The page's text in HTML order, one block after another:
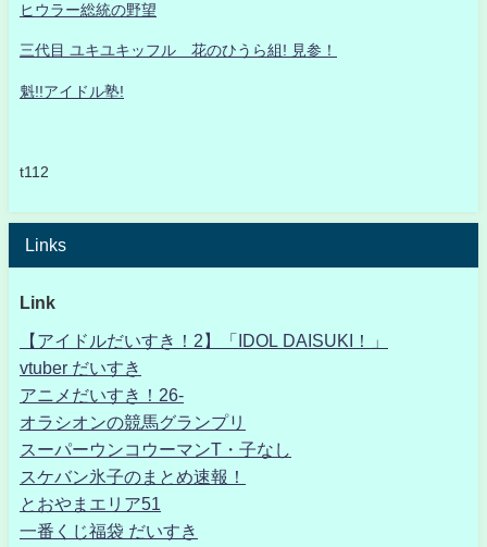
ヒウラー総統の野望
三代目 ユキユキッフル 花のひうら組! 見参！
魁!!アイドル塾!
t112
Links
Link
【アイドルだいすき！2】「IDOL DAISUKI！」
vtuber だいすき
アニメだいすき！26-
オラシオンの競馬グランプリ
スーパーウンコウーマンT・子なし
スケバン氷子のまとめ速報！
とおやまエリア51
一番くじ福袋 だいすき